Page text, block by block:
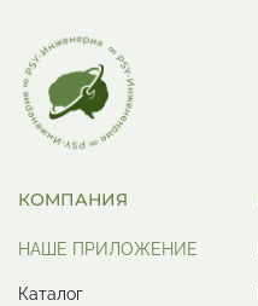
КОМПАНИЯ
НАШЕ ПРИЛОЖЕНИЕ
Каталог